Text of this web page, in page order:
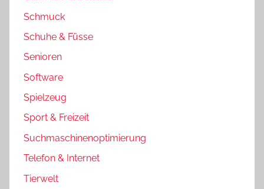
Schmuck
Schuhe & Füsse
Senioren
Software
Spielzeug
Sport & Freizeit
Suchmaschinenoptimierung
Telefon & Internet
Tierwelt